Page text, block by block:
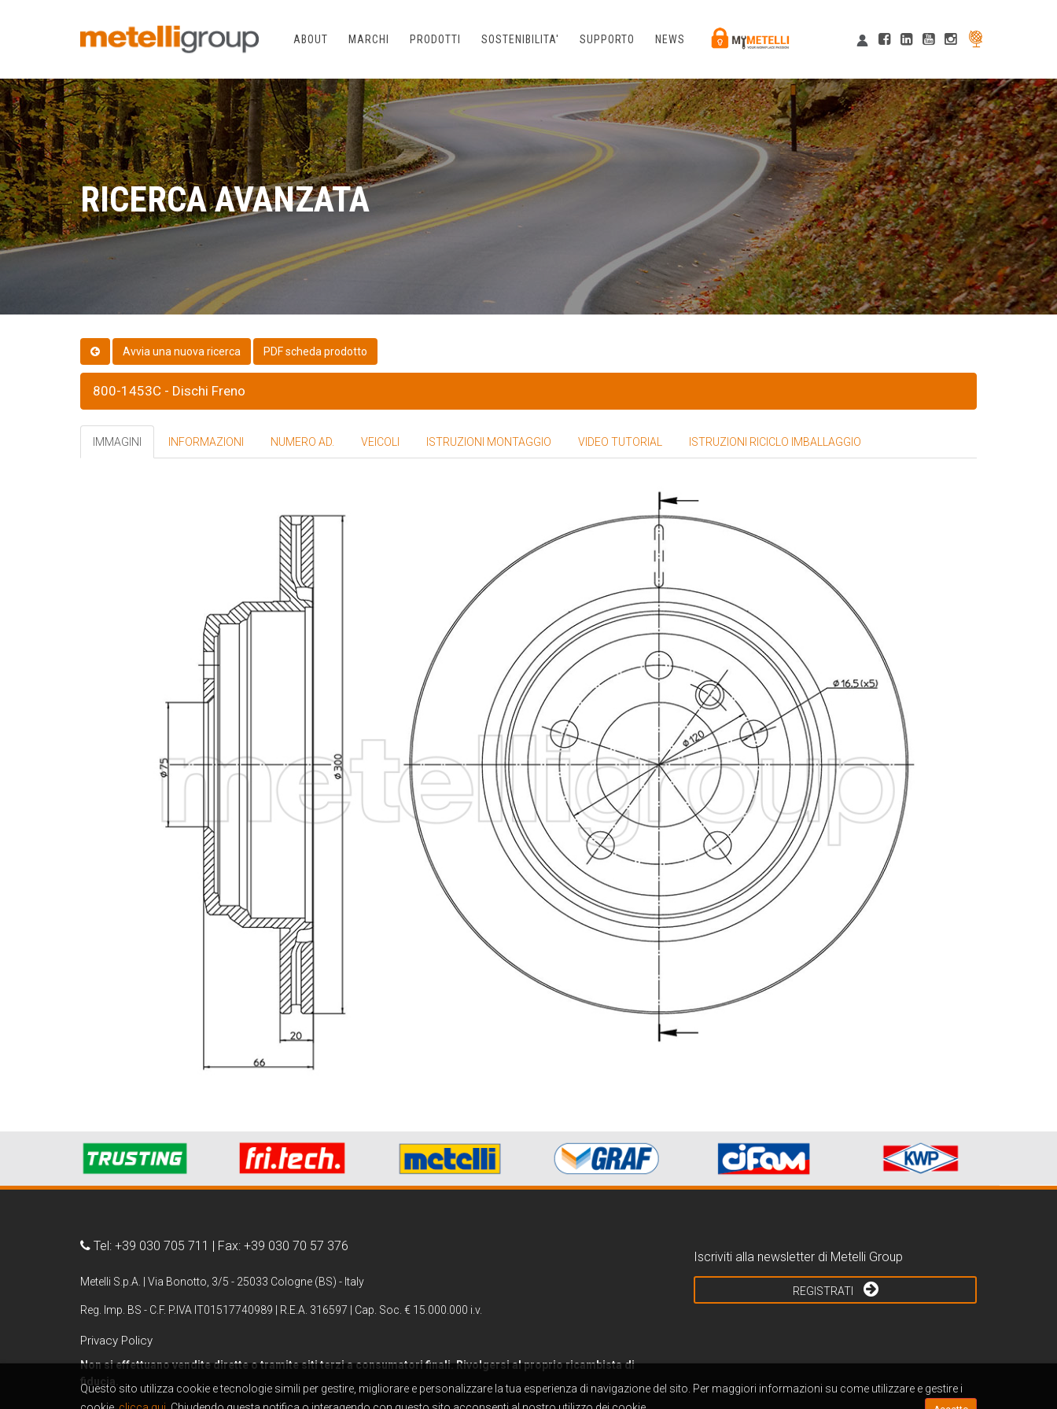
ABOUT MARCHI PRODOTTI SOSTENIBILITA' SUPPORTO NEWS
RICERCA AVANZATA
PDF scheda prodotto
800-1453C - Dischi Freno
IMMAGINI INFORMAZIONI NUMERO AD. VEICOLI ISTRUZIONI MONTAGGIO VIDEO TUTORIAL ISTRUZIONI RICICLO IMBALLAGGIO
Tel: +39 030 705 711 | Fax: +39 030 70 57 376
Metelli S.p.A. | Via Bonotto, 3/5 - 25033 Cologne (BS) - Italy
Reg. Imp. BS - C.F. P.IVA IT01517740989 | R.E.A. 316597 | Cap. Soc. € 15.000.000 i.v.
Privacy Policy
Non si effettuano vendite dirette o tramite siti terzi a consumatori finali. Rivolgersi al proprio ricambista di
fiducia.
Iscriviti alla newsletter di Metelli Group
REGISTRATI
Questo sito utilizza cookie e tecnologie simili per gestire, migliorare e personalizzare la tua esperienza di navigazione del sito. Per maggiori informazioni su come utilizzare e gestire i